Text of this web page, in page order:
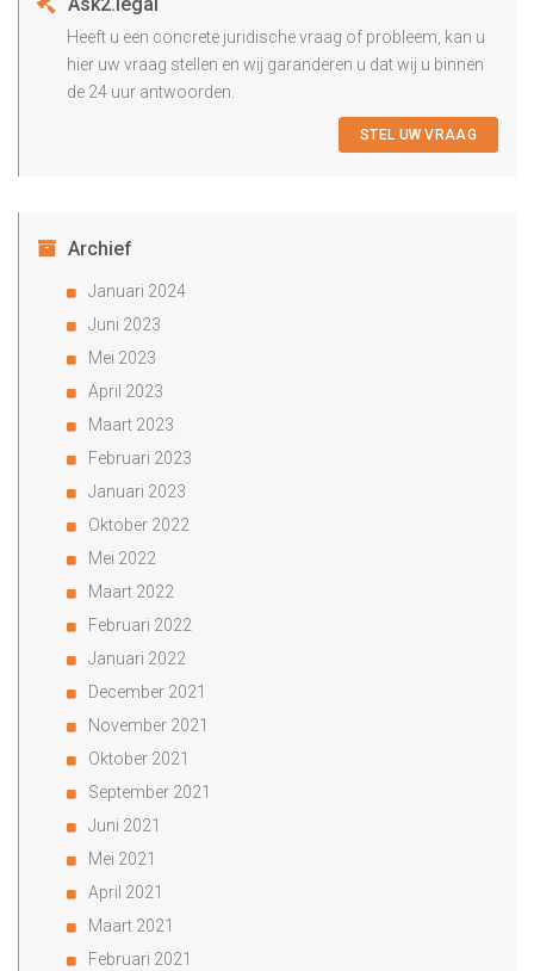
Heeft u een concrete juridische vraag of probleem, kan u
hier uw vraag stellen en wij garanderen u dat wij u binnen
de 24 uur antwoorden.
STEL UW VRAAG
Archief
Januari 2024
Juni 2023
Mei 2023
April 2023
Maart 2023
Februari 2023
Januari 2023
Oktober 2022
Mei 2022
Maart 2022
Februari 2022
Januari 2022
December 2021
November 2021
Oktober 2021
September 2021
Juni 2021
Mei 2021
April 2021
Maart 2021
Februari 2021